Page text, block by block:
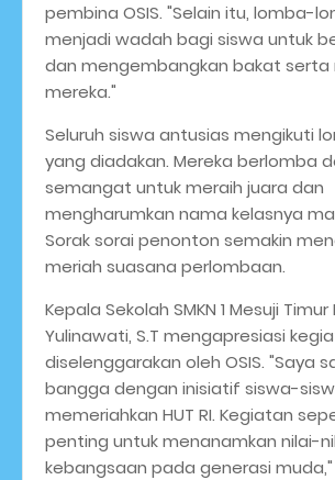
pembina OSIS. "Selain itu, lomba-
menjadi wadah bagi siswa untuk
dan mengembangkan bakat serta
mereka."
Seluruh siswa antusias mengikuti
yang diadakan. Mereka berlomba
semangat untuk meraih juara dan
mengharumkan nama kelasnya
Sorak sorai penonton semakin
meriah suasana perlombaan.
Kepala Sekolah SMKN 1 Mesuji Timur
Yulinawati, S.T mengapresiasi
diselenggarakan oleh OSIS. "Saya
bangga dengan inisiatif siswa-
memeriahkan HUT RI. Kegiatan
penting untuk menanamkan nilai-
kebangsaan pada generasi